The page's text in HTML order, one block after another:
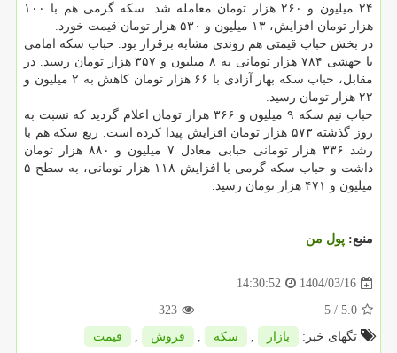
۲۴ میلیون و ۲۶۰ هزار تومان معامله شد. سکه گرمی هم با ۱۰۰
هزار تومان افزایش، ۱۳ میلیون و ۵۳۰ هزار تومان قیمت خورد.
در بخش حباب قیمتی هم روندی مشابه برقرار بود. حباب سکه امامی
با جهشی ۷۸۴ هزار تومانی به ۸ میلیون و ۳۵۷ هزار تومان رسید. در
مقابل، حباب سکه بهار آزادی با ۶۶ هزار تومان کاهش به ۲ میلیون و
۲۲ هزار تومان رسید.
حباب نیم سکه ۹ میلیون و ۳۶۶ هزار تومان اعلام گردید که نسبت به
روز گذشته ۵۷۳ هزار تومان افزایش پیدا کرده است. ربع سکه هم با
رشد ۳۳۶ هزار تومانی حبابی معادل ۷ میلیون و ۸۸۰ هزار تومان
داشت و حباب سکه گرمی با افزایش ۱۱۸ هزار تومانی، به سطح ۵
میلیون و ۴۷۱ هزار تومان رسید.
منبع: پول من
1404/03/16
14:30:52
5.0
/ 5
323
تگهای خبر:
بازار , سكه , فروش , قیمت